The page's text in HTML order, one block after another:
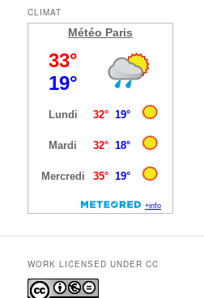
CLIMAT
Météo Paris
WORK LICENSED UNDER CC